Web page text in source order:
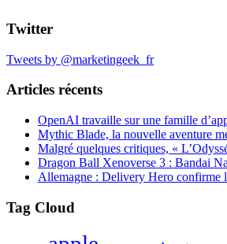
Twitter
Tweets by @marketingeek_fr
Articles récents
OpenAI travaille sur une famille
Mythic Blade, la nouvelle aventure
Malgré quelques critiques, «
Dragon Ball Xenoverse 3 : Bandai
Allemagne : Delivery Hero confirme
Tag Cloud